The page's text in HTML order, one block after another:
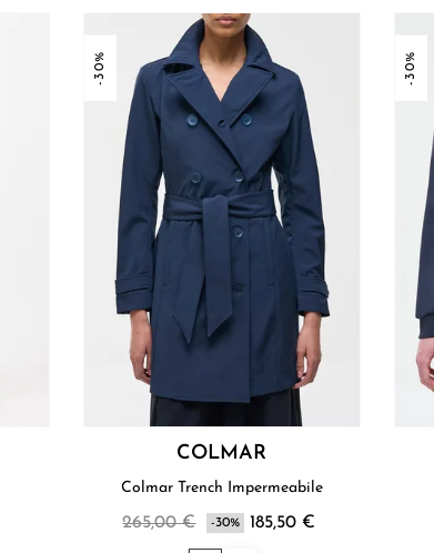
-30%
COLMAR
Colmar Trench Impermeabile
265,00 € -30% 185,50 €
-30%